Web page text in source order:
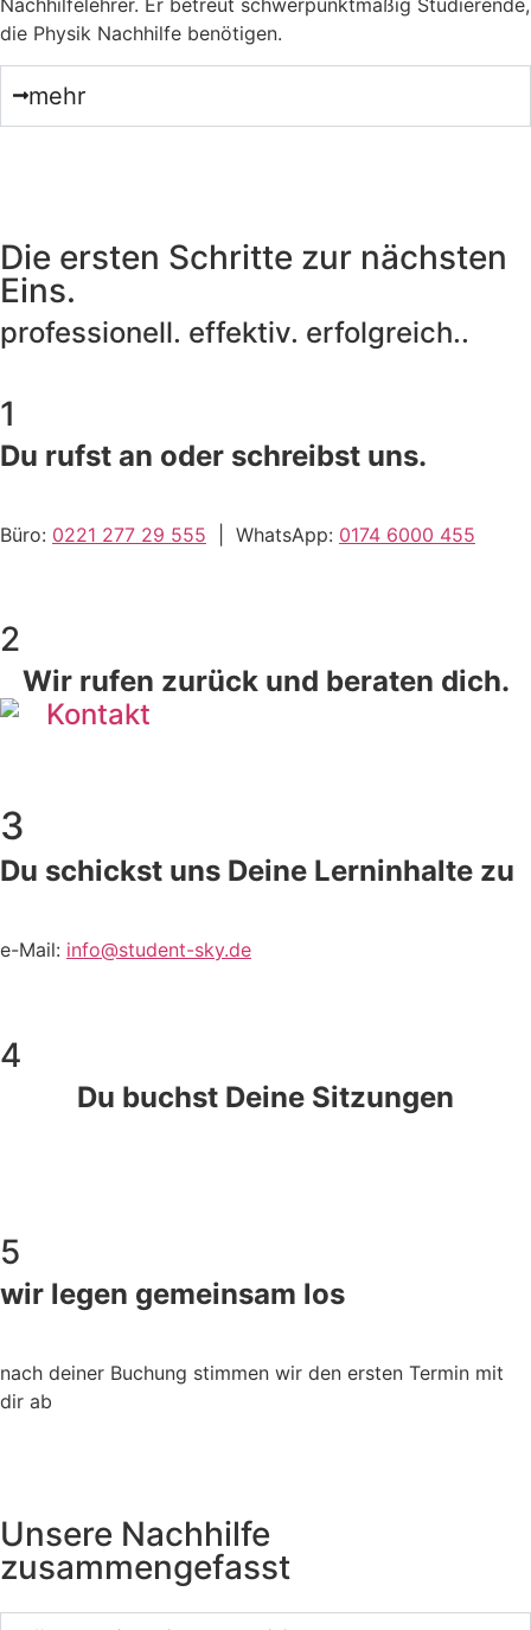
Nachhilfelehrer. Er betreut schwerpunktmäßig Studierende,
die Physik Nachhilfe benötigen.
mehr
Die ersten Schritte zur nächsten
Eins.
professionell. effektiv. erfolgreich..
1
Du rufst an oder schreibst uns.
Büro: 0221 277 29 555 | WhatsApp: 0174 6000 455
2
Wir rufen zurück und beraten dich.
3
Du schickst uns Deine Lerninhalte zu
e-Mail: info@student-sky.de
4
Du buchst Deine Sitzungen
5
wir legen gemeinsam los
nach deiner Buchung stimmen wir den ersten Termin mit
dir ab
Unsere Nachhilfe
zusammengefasst